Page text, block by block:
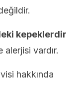
kepeklerdir
vardır.
hakkında